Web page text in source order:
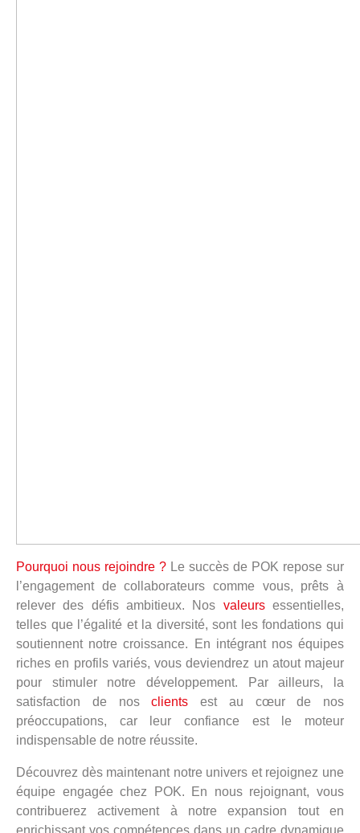
Pourquoi nous rejoindre ? Le succès de POK repose sur
l’engagement de collaborateurs comme vous, prêts à
relever des défis ambitieux. Nos valeursessentielles,
telles que l’égalité et la diversité, sont les fondations qui
soutiennent notre croissance. En intégrant nos équipes
riches en profils variés, vous deviendrez un atout majeur
pour stimuler notre développement. Par ailleurs, la
satisfaction de nosclients est au cœur de nos
préoccupations, car leur confiance est le moteur
indispensable de notre réussite.
Découvrez dès maintenant notre univers et rejoignez une
équipe engagée chez POK. En nous rejoignant, vous
contribuerez activement à notre expansion tout en
enrichissant vos compétences dans un cadre dynamique